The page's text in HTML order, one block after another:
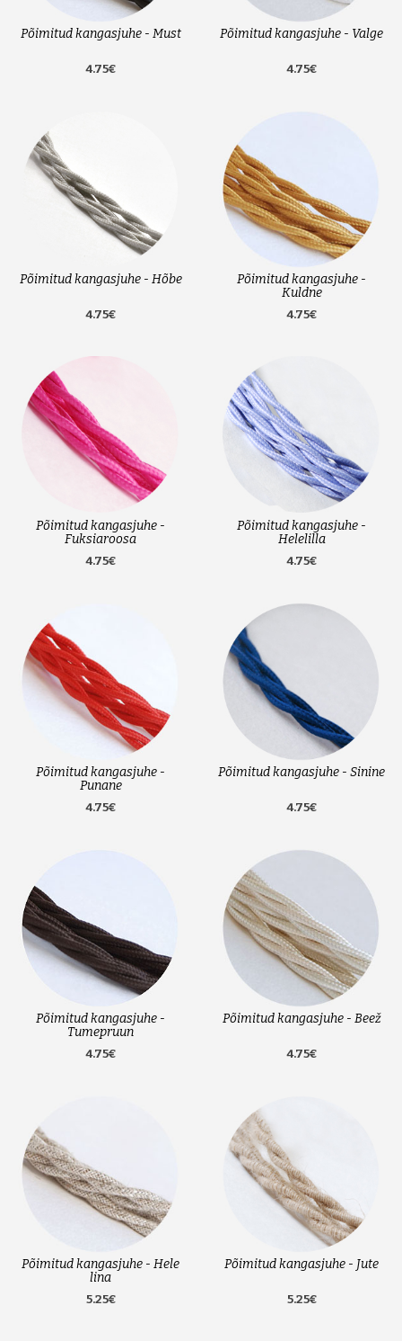
Põimitud kangasjuhe - Must
4.75€
Põimitud kangasjuhe - Valge
4.75€
Põimitud kangasjuhe - Hõbe
4.75€
Põimitud kangasjuhe -
Kuldne
4.75€
Põimitud kangasjuhe -
Fuksiaroosa
4.75€
Põimitud kangasjuhe -
Helelilla
4.75€
Põimitud kangasjuhe -
Punane
4.75€
Põimitud kangasjuhe - Sinine
4.75€
Põimitud kangasjuhe -
Tumepruun
4.75€
Põimitud kangasjuhe - Beež
4.75€
Põimitud kangasjuhe - Hele
lina
5.25€
Põimitud kangasjuhe - Jute
5.25€